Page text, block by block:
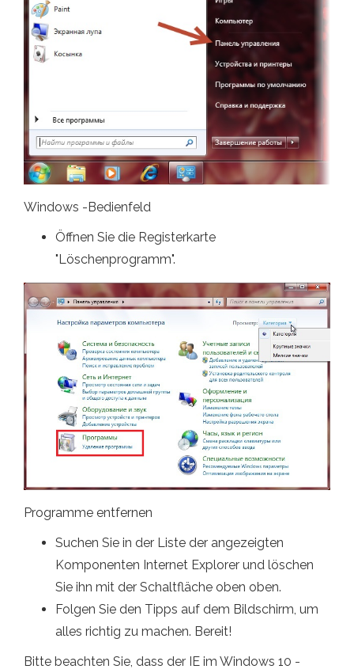
Windows -Bedienfeld
Öffnen Sie die Registerkarte
"Löschenprogramm".
Programme entfernen
Suchen Sie in der Liste der angezeigten
Komponenten Internet Explorer und löschen
Sie ihn mit der Schaltfläche oben oben.
Folgen Sie den Tipps auf dem Bildschirm, um
alles richtig zu machen. Bereit!
Bitte beachten Sie, dass der IE im Windows 10 -